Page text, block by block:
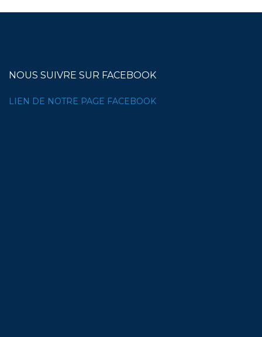
NOUS SUIVRE SUR FACEBOOK
LIEN DE NOTRE PAGE FACEBOOK